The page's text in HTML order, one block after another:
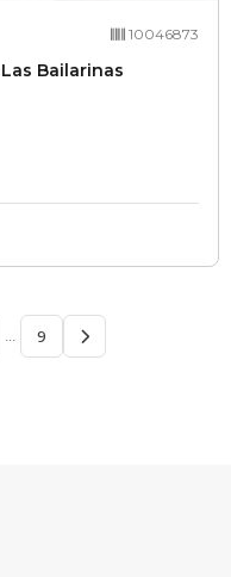
10046873
Bailarinas
... 9